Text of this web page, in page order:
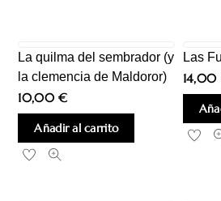
La quilma del sembrador (y
la clemencia de Maldoror)
10,00€
Añadir al carrito
Las
14,00